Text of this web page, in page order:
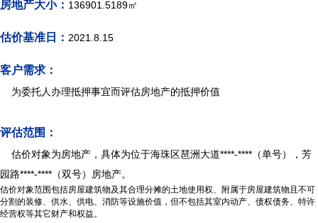
房地产大小： 136901.5189㎡
估价基准日： 2021.8.15
客户需求：
为委托人办理抵押事宜而评估房地产的抵押价值
评估范围：
估价对象为房地产，具体为位于海珠区琶洲大道****-****（单号），芳
园路****-****（双号）房地产。
估价对象范围包括房屋建筑物及其合理分摊的土地使用权、附属于房屋建筑物且不可
分割的装修、供水、供电、消防等设施价值，但不包括其室内动产、债权债务、特许
经营权等其它财产和权益。